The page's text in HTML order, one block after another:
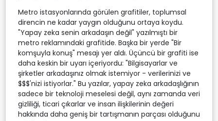
Metro istasyonlarında görülen grafitiler, toplumsal
direncin ne kadar yaygın olduğunu ortaya koydu.
"Yapay zeka senin arkadaşın değil" yazılmıştı bir
metro reklamındaki grafitide. Başka bir yerde "Bir
komşuyla konuş" mesajı yer aldı. Üçüncü bir grafiti ise
daha keskin bir uyarı içeriyordu: "Bilgisayarlar ve
şirketler arkadaşınız olmak istemiyor - verilerinizi ve
$$$'nizi istiyorlar." Bu yazılar, yapay zeka arkadaşlığının
sadece bir teknoloji meselesi değil, aynı zamanda veri
gizliliği, ticari çıkarlar ve insan ilişkilerinin değeri
hakkında daha geniş bir tartışmanın parçası olduğunu